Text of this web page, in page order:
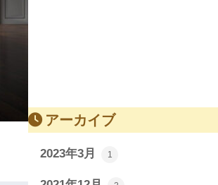
アーカイブ
2023年3月 1